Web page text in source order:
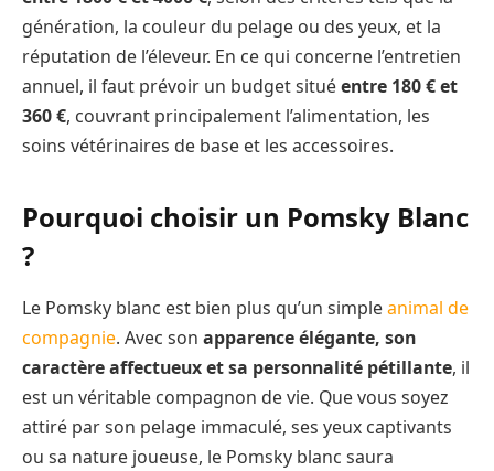
génération, la couleur du pelage ou des yeux, et la
réputation de l’éleveur. En ce qui concerne l’entretien
annuel, il faut prévoir un budget situéentre 180 € et
360 €, couvrant principalement l’alimentation, les
soins vétérinaires de base et les accessoires.
Pourquoi choisir un Pomsky Blanc
?
Le Pomsky blanc est bien plus qu’un simpleanimal de
compagnie. Avec son apparence élégante, son
caractère affectueux et sa personnalité pétillante, il
est un véritable compagnon de vie. Que vous soyez
attiré par son pelage immaculé, ses yeux captivants
ou sa nature joueuse, le Pomsky blanc saura